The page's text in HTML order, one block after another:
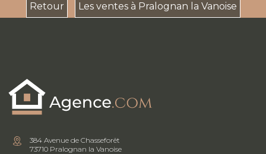
Retour Les ventes à Pralognan la Vanoise
384 Avenue de Chasseforêt
73710 Pralognan la Vanoise